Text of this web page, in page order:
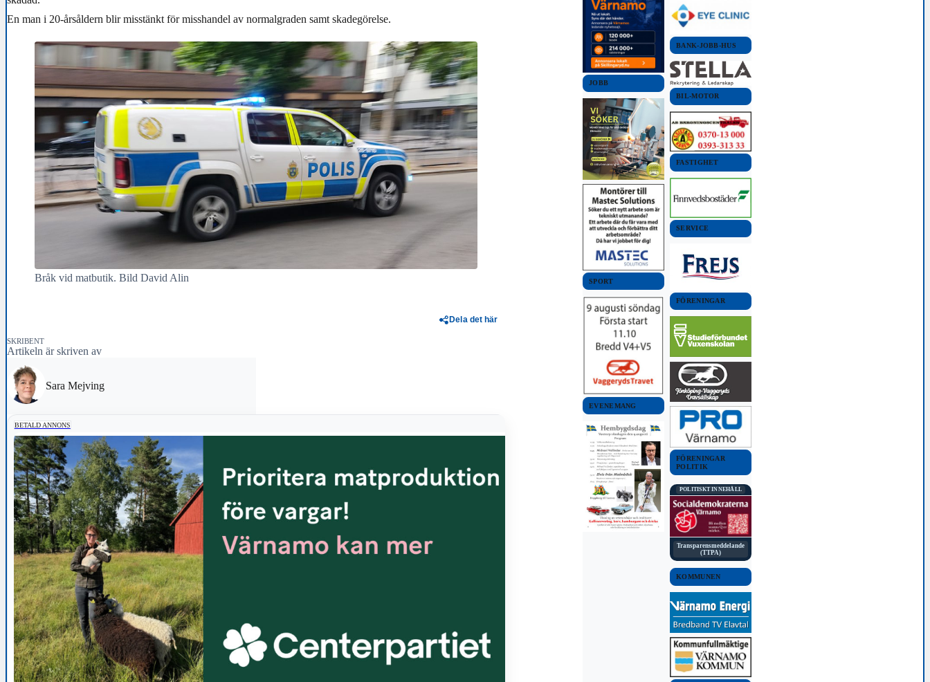
En man i 20-årsåldern blir misstänkt för misshandel av normalgraden samt skadegörelse.
Bråk vid matbutik. Bild David Alin
Dela det här
SKRIBENT
Artikeln är skriven av
Sara Mejving
BETALD ANNONS
JOBB
SPORT
EVENEMANG
BANK-JOBB-HUS
BIL-MOTOR
FASTIGHET
SERVICE
FÖRENINGAR
FÖRENINGAR
POLITIK
POLITISKT INNEHÅLL
Transparensmeddelande
(TTPA)
KOMMUNEN